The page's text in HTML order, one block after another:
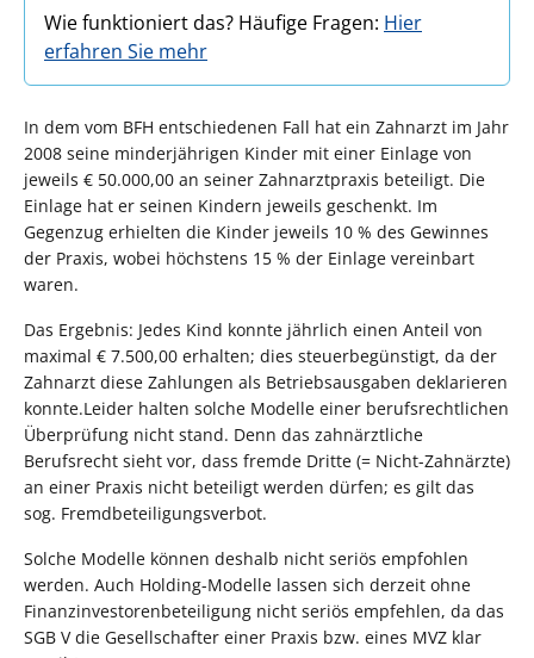
Wie funktioniert das? Häufige Fragen: Hier
erfahren Sie mehr
In dem vom BFH entschiedenen Fall hat ein Zahnarzt im Jahr
2008 seine minderjährigen Kinder mit einer Einlage von
jeweils € 50.000,00 an seiner Zahnarztpraxis beteiligt. Die
Einlage hat er seinen Kindern jeweils geschenkt. Im
Gegenzug erhielten die Kinder jeweils 10 % des Gewinnes
der Praxis, wobei höchstens 15 % der Einlage vereinbart
waren.
Das Ergebnis: Jedes Kind konnte jährlich einen Anteil von
maximal € 7.500,00 erhalten; dies steuerbegünstigt, da der
Zahnarzt diese Zahlungen als Betriebsausgaben deklarieren
konnte.Leider halten solche Modelle einer berufsrechtlichen
Überprüfung nicht stand. Denn das zahnärztliche
Berufsrecht sieht vor, dass fremde Dritte (= Nicht-Zahnärzte)
an einer Praxis nicht beteiligt werden dürfen; es gilt das
sog. Fremdbeteiligungsverbot.
Solche Modelle können deshalb nicht seriös empfohlen
werden. Auch Holding-Modelle lassen sich derzeit ohne
Finanzinvestorenbeteiligung nicht seriös empfehlen, da das
SGB V die Gesellschafter einer Praxis bzw. eines MVZ klar